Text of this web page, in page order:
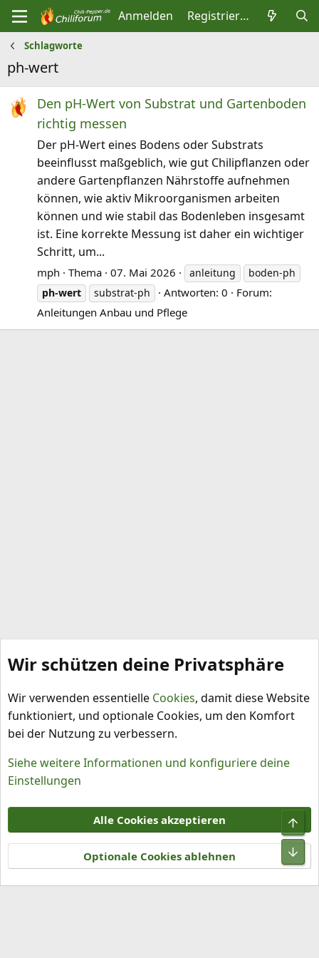
Anmelden Registrieren
Schlagworte
ph-wert
Den pH‑Wert von Substrat und Gartenboden
richtig messen
Der pH‑Wert eines Bodens oder Substrats
beeinflusst maßgeblich, wie gut Chilipflanzen oder
andere Gartenpflanzen Nährstoffe aufnehmen
können, wie aktiv Mikroorganismen arbeiten
können und wie stabil das Bodenleben insgesamt
ist. Eine korrekte Messung ist daher ein wichtiger
Schritt, um...
mph Thema 07. Mai 2026 anleitung
boden-ph
ph-wert
substrat-ph Antworten: 0
Forum:
Anleitungen Anbau und Pflege
Schlagworte
Nutzungsbedingungen
Datenschutz
Hilfe und Impressum
R
S
S
Community platform by XenForo® © 2010-2026 XenForo Ltd.
Wir schützen deine Privatsphäre
Wir verwenden essentielle Cookies, damit diese Website
funktioniert, und optionale Cookies, um den Komfort
bei der Nutzung zu verbessern.
Siehe weitere Informationen und konfiguriere deine
Einstellungen
Alle Cookies akzeptieren
Optionale Cookies ablehnen